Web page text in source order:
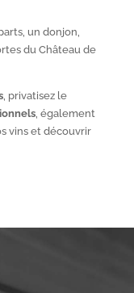
un donjon,
du Château de
, privatisez le
, également
vins et découvrir